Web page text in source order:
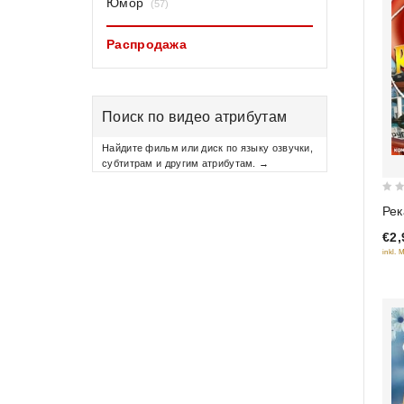
of
5
inkl.
(57)
Распродажа
Поиск по видео атрибутам
Найдите фильм или диск по языку озвучки,
субтитрам и другим атрибутам. →